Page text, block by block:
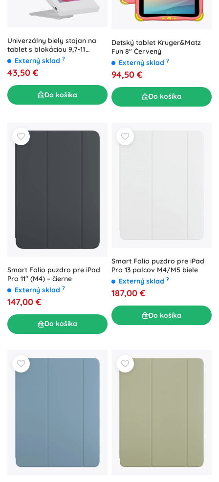
Univerzálny biely stojan na
tablet s blokáciou 9,7-11
palcov
Externý sklad ?
43,50 €
Do košíka
Detský tablet Kruger&Matz
Fun 8" Červený
Externý sklad ?
94,50 €
Do košíka
Smart Folio puzdro pre iPad
Pro 11" (M4) – čierne
Externý sklad ?
147,00 €
Do košíka
Smart Folio puzdro pre iPad
Pro 13 palcov M4/M5 biele
Externý sklad ?
187,00 €
Do košíka